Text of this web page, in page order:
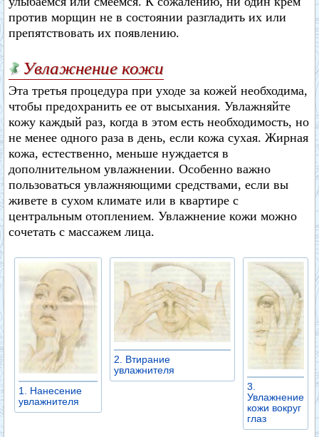
против морщин не в состоянии разгладить их или
препятствовать их появлению.
Увлажнение кожи
Эта третья процедура при уходе за кожей необходима,
чтобы предохранить ее от высыхания. Увлажняйте
кожу каждый раз, когда в этом есть необходимость, но
не менее одного раза в день, если кожа сухая. Жирная
кожа, естественно, меньше нуждается в
дополнительном увлажнении. Особенно важно
пользоваться увлажняющими средствами, если вы
живете в сухом климате или в квартире с
центральным отоплением. Увлажнение кожи можно
сочетать с массажем лица.
1. Нанесение
увлажнителя
2. Втирание
увлажнителя
3.
Увлажнение
кожи вокруг
глаз